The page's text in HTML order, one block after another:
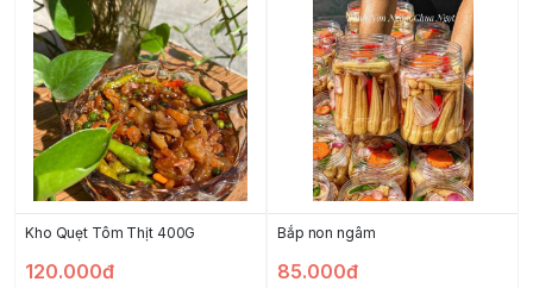
Kho Quẹt Tôm Thịt 400G
120.000đ
Bắp non ngâm
85.000đ